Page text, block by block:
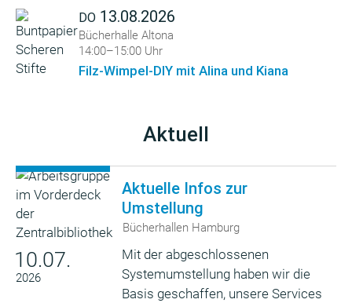
DO 13.08.2026
Bücherhalle Altona
14:00–15:00 Uhr
Filz-Wimpel-DIY mit Alina und Kiana
Aktuell
10.07.
2026
Aktuelle Infos zur
Umstellung
Bücherhallen Hamburg
Mit der abgeschlossenen
Systemumstellung haben wir die
Basis geschaffen, unsere Services